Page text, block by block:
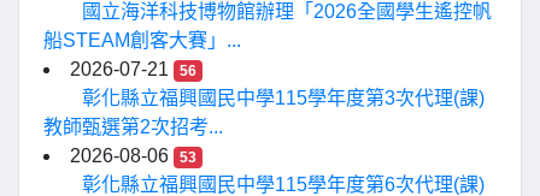
國立海洋科技博物館辦理「2026全國學生遙控帆
船STEAM創客大賽」...
2026-07-21
56
彰化縣立福興國民中學115學年度第3次代理(課)
教師甄選第2次招考...
2026-08-06
53
彰化縣立福興國民中學115學年度第6次代理(課)